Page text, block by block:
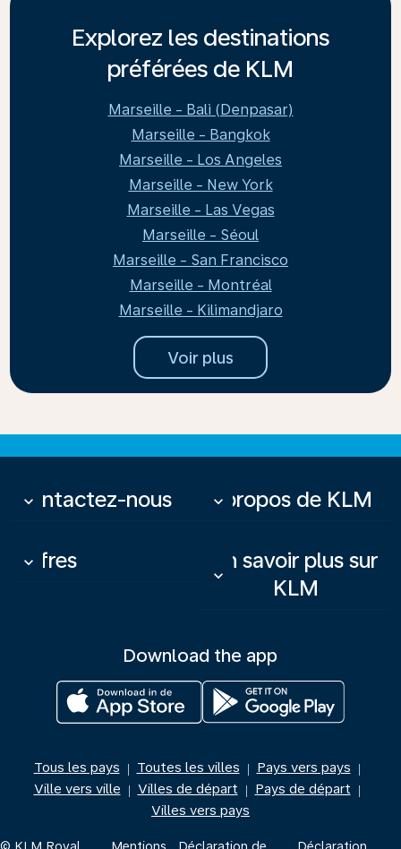
Explorez les destinations
préférées de KLM
Marseille - Bali (Denpasar)
Marseille - Bangkok
Marseille - Los Angeles
Marseille - New York
Marseille - Las Vegas
Marseille - Séoul
Marseille - San Francisco
Marseille - Montréal
Marseille - Kilimandjaro
Voir plus
Contactez-nous
keyboard_arrow_down À propos de KLM
keyboard_arrow_down
Offres
keyboard_arrow_down
En savoir plus sur
KLM
keyboard_arrow_down
Download the app
Tous les pays | Toutes les villes | Pays vers pays |
Ville vers ville | Villes de départ | Pays de départ |
Villes vers pays